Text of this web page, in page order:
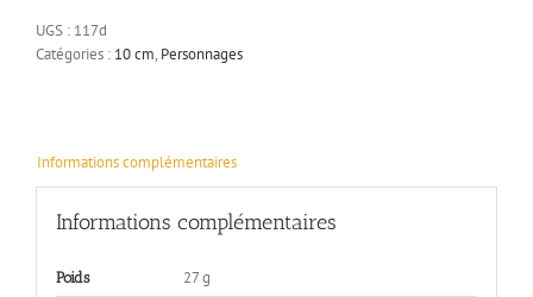
UGS : 117d
Catégories : 10 cm, Personnages
Informations complémentaires
Informations complémentaires
Poids 27 g